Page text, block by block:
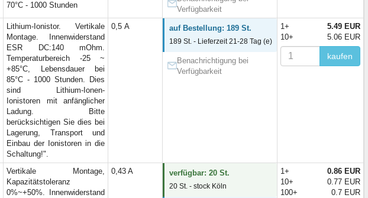
70°C - 1000 Stunden
Verfügbarkeit
Lithium-Ionistor. Vertikale
Montage. Innenwiderstand
ESR DC:140 mOhm.
Temperaturbereich -25 ~
+85°C, Lebensdauer bei
85°C - 1000 Stunden. Dies
sind Lithium-Ionen-
Ionistoren mit anfänglicher
Ladung. Bitte
berücksichtigen Sie dies bei
Lagerung, Transport und
Einbau der Ionistoren in die
Schaltung!".
0,5 А auf Bestellung: 189 St.
189 St. - Lieferzeit 21-28 Tag (e)
Benachrichtigung bei
Verfügbarkeit
1+
5.49 EUR
10+
5.06 EUR
kaufen
Vertikale Montage,
Kapazitätstoleranz
0%~+50%. Innenwiderstand
0,43 A verfügbar: 20 St.
20 St. - stock Köln
1+
0.86 EUR
10+
0.77 EUR
100+
0.7 EUR